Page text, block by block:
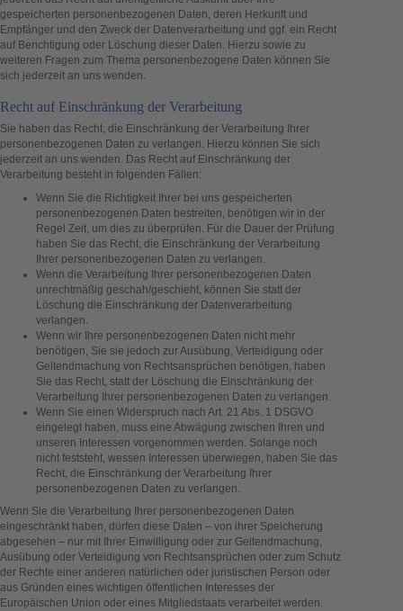
gespeicherten personenbezogenen Daten, deren Herkunft und
Empfänger und den Zweck der Datenverarbeitung und ggf. ein Recht
auf Berichtigung oder Löschung dieser Daten. Hierzu sowie zu
weiteren Fragen zum Thema personenbezogene Daten können Sie
sich jederzeit an uns wenden.
Recht auf Einschränkung der Verarbeitung
Sie haben das Recht, die Einschränkung der Verarbeitung Ihrer
personenbezogenen Daten zu verlangen. Hierzu können Sie sich
jederzeit an uns wenden. Das Recht auf Einschränkung der
Verarbeitung besteht in folgenden Fällen:
Wenn Sie die Richtigkeit Ihrer bei uns gespeicherten
personenbezogenen Daten bestreiten, benötigen wir in der
Regel Zeit, um dies zu überprüfen. Für die Dauer der Prüfung
haben Sie das Recht, die Einschränkung der Verarbeitung
Ihrer personenbezogenen Daten zu verlangen.
Wenn die Verarbeitung Ihrer personenbezogenen Daten
unrechtmäßig geschah/geschieht, können Sie statt der
Löschung die Einschränkung der Datenverarbeitung
verlangen.
Wenn wir Ihre personenbezogenen Daten nicht mehr
benötigen, Sie sie jedoch zur Ausübung, Verteidigung oder
Geltendmachung von Rechtsansprüchen benötigen, haben
Sie das Recht, statt der Löschung die Einschränkung der
Verarbeitung Ihrer personenbezogenen Daten zu verlangen.
Wenn Sie einen Widerspruch nach Art. 21 Abs. 1 DSGVO
eingelegt haben, muss eine Abwägung zwischen Ihren und
unseren Interessen vorgenommen werden. Solange noch
nicht feststeht, wessen Interessen überwiegen, haben Sie das
Recht, die Einschränkung der Verarbeitung Ihrer
personenbezogenen Daten zu verlangen.
Wenn Sie die Verarbeitung Ihrer personenbezogenen Daten
eingeschränkt haben, dürfen diese Daten – von ihrer Speicherung
abgesehen – nur mit Ihrer Einwilligung oder zur Geltendmachung,
Ausübung oder Verteidigung von Rechtsansprüchen oder zum Schutz
der Rechte einer anderen natürlichen oder juristischen Person oder
aus Gründen eines wichtigen öffentlichen Interesses der
Europäischen Union oder eines Mitgliedstaats verarbeitet werden.